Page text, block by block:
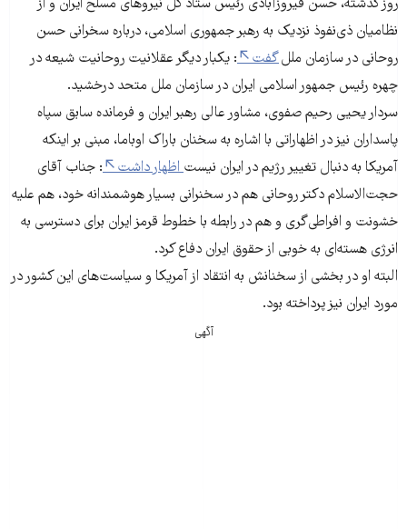
روز گذشته، حسن فیروزآبادی رئیس ستاد کل نیروهای مسلح ایران و از
نظامیان ذی‌نفوذ نزدیک به رهبر جمهوری اسلامی، درباره سخرانی حسن
روحانی در سازمان مللگفت
: یکبار دیگر عقلانیت روحانیت شیعه در
چهره رئیس جمهور اسلامی ایران در سازمان ملل متحد درخشید.
سردار یحیی رحیم صفوی، مشاور عالی رهبر ایران و فرمانده سابق سپاه
پاسداران نیز در اظهاراتی با اشاره به سخنان باراک اوباما، مبنی بر اینکه
آمریکا به دنبال تغییر رژیم در ایران نیستاظهار داشت
: جناب آقای
حجت‌الاسلام دکتر روحانی هم در سخنرانی بسیار هوشمندانه‌ خود، هم علیه
خشونت و افراطی‌گری و هم در رابطه با خطوط قرمز ایران برای دسترسی به
انرژی هسته‌ای به خوبی از حقوق ایران دفاع کرد.
البته او در بخشی از سخنانش به انتقاد از آمریکا و سیاست‌های این کشور در
مورد ایران نیز پرداخته بود.
آگهی